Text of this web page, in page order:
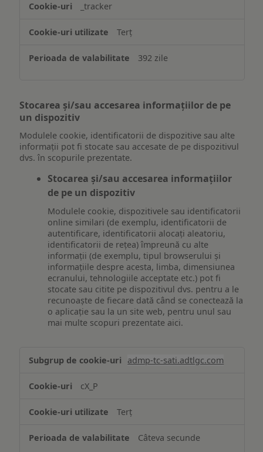
_tracker
Terț
392 zile
Stocarea și/sau accesarea informațiilor de pe
un dispozitiv
Modulele cookie, identificatorii de dispozitive sau alte
informații pot fi stocate sau accesate de pe dispozitivul
dvs. în scopurile prezentate.
Stocarea și/sau accesarea informațiilor
de pe un dispozitiv
Modulele cookie, dispozitivele sau identificatorii
online similari (de exemplu, identificatorii de
autentificare, identificatorii alocați aleatoriu,
identificatorii de rețea) împreună cu alte
informații (de exemplu, tipul browserului și
informațiile despre acesta, limba, dimensiunea
ecranului, tehnologiile acceptate etc.) pot fi
stocate sau citite pe dispozitivul dvs. pentru a le
recunoaște de fiecare dată când se conectează la
o aplicație sau la un site web, pentru unul sau
mai multe scopuri prezentate aici.
și/sau
informațiilor
pe
dispozitiv
admp-tc-sati.adtlgc.com
cX_P
Terț
Câteva secunde